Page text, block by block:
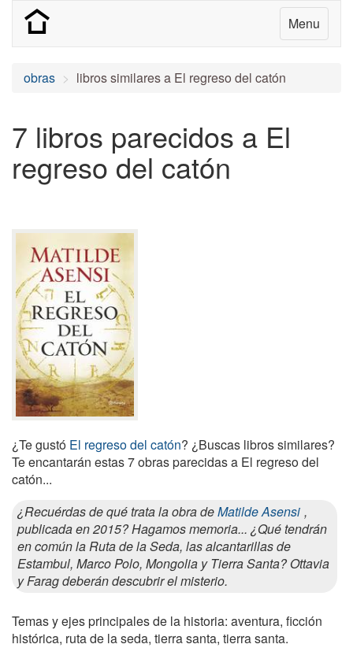
Menu
obras libros similares a El regreso del catón
7 libros parecidos a El
regreso del catón
¿Te gustó El regreso del catón? ¿Buscas libros similares?
Te encantarán estas 7 obras parecidas a El regreso del
catón...
¿Recuérdas de qué trata la obra deMatilde Asensi ,
publicada en 2015? Hagamos memoria... ¿Qué tendrán
en común la Ruta de la Seda, las alcantarillas de
Estambul, Marco Polo, Mongolia y Tierra Santa? Ottavia
y Farag deberán descubrir el misterio.
Temas y ejes principales de la historia: aventura, ficción
histórica, ruta de la seda, tierra santa, tierra santa.